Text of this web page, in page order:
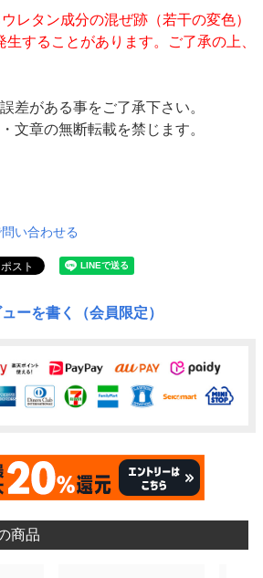
レタン成分の混ぜ跡（若干の変色）
することがあります。ご了承の上、
差がある事をご了承下さい。
文章の無断転載を禁じます。
い合わせる
ーを書く（会員限定）
商品